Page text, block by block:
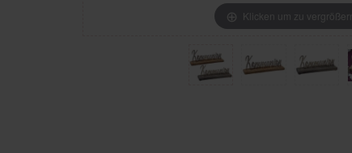
Klicken um zu vergrößern